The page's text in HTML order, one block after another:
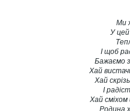
Ми
У цей
І щоб
Бажаємо
Хай
Хай
І
Хай сміхом
Родина